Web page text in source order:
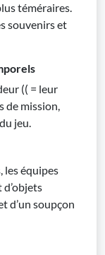
téméraires.
souvenirs et
(( = leur
de mission,
jeu.
les équipes
d’objets
d’un soupçon